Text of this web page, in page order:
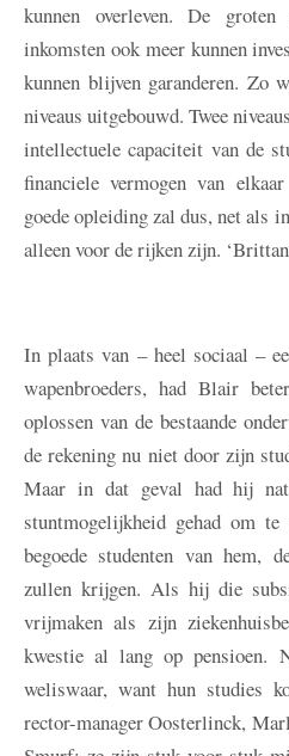
kunnen overleven. De
inkomsten ook meer kunnen
kunnen blijven garanderen. Zo
niveaus uitgebouwd. Twee
intellectuele capaciteit van de
financiele vermogen van
goede opleiding zal dus, net als
alleen voor de rijken zijn.
In plaats van – heel sociaal –
wapenbroeders, had Blair
oplossen van de bestaande
de rekening nu niet door zijn
Maar in dat geval had hij
stuntmogelijkheid gehad om
begoede studenten van hem,
zullen krijgen. Als hij die
vrijmaken als zijn
kwestie al lang op pensioen.
weliswaar, want hun studies
rector-manager Oosterlinck,